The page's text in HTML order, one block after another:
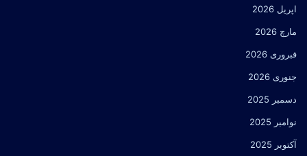
اپریل 2026
مارچ 2026
فبروری 2026
جنوری 2026
دسمبر 2025
نوامبر 2025
آکتوبر 2025